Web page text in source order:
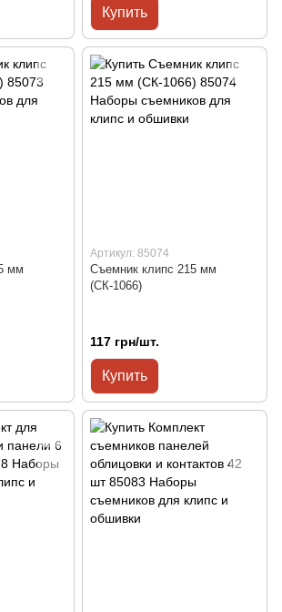
Купить
мм
Артикул: 85074
Съемник клипс 215 мм
(СК-1066)
117 грн/шт.
Купить